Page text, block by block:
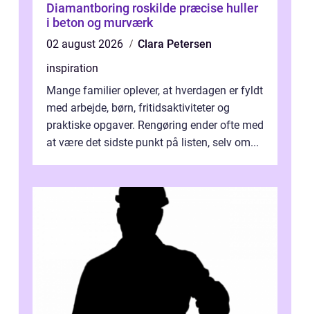
Diamantboring roskilde præcise huller
i beton og murværk
02 august 2026
Clara Petersen
inspiration
Mange familier oplever, at hverdagen er fyldt
med arbejde, børn, fritidsaktiviteter og
praktiske opgaver. Rengøring ender ofte med
at være det sidste punkt på listen, selv om...